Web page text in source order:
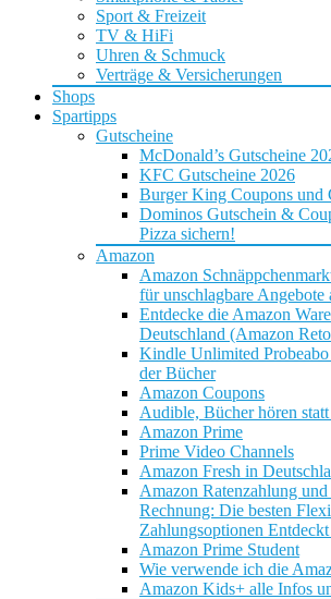
Sport & Freizeit
TV & HiFi
Uhren & Schmuck
Verträge & Versicherungen
Shops
Spartipps
Gutscheine
McDonald’s Gutscheine
KFC Gutscheine 2026
Burger King Coupons und
Dominos Gutschein &
Pizza sichern!
Amazon
Amazon
für unschlagbare Angebote
Entdecke die Amazon
Deutschland (Amazon
Kindle Unlimited
der Bücher
Amazon Coupons
Audible, Bücher hören
Amazon Prime
Prime Video Channels
Amazon Fresh in
Amazon Ratenzahlung
Rechnung: Die besten
Zahlungsoptionen
Amazon Prime Student
Wie verwende ich die
Amazon Kids+ alle Infos